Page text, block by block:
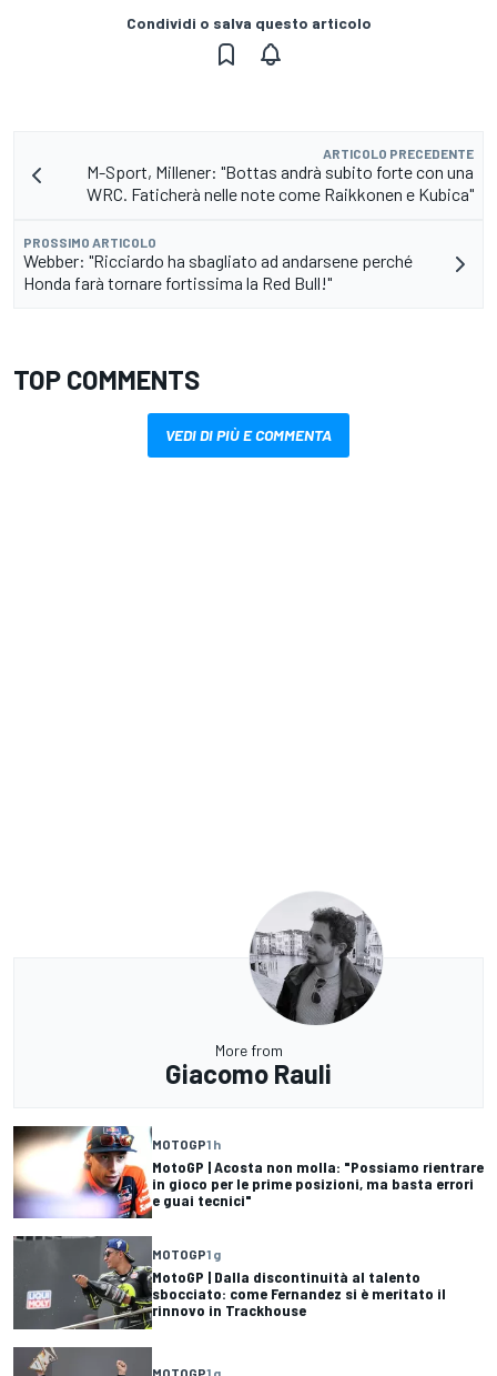
Condividi o salva questo articolo
ARTICOLO PRECEDENTE
M-Sport, Millener: "Bottas andrà subito forte con una
WRC. Faticherà nelle note come Raikkonen e Kubica"
PROSSIMO ARTICOLO
Webber: "Ricciardo ha sbagliato ad andarsene perché
Honda farà tornare fortissima la Red Bull!"
TOP COMMENTS
VEDI DI PIÙ E COMMENTA
More from
Giacomo Rauli
MOTOGP1 h
MotoGP | Acosta non molla: "Possiamo rientrare
in gioco per le prime posizioni, ma basta errori
e guai tecnici"
MOTOGP1 g
MotoGP | Dalla discontinuità al talento
sbocciato: come Fernandez si è meritato il
rinnovo in Trackhouse
MOTOGP1 g